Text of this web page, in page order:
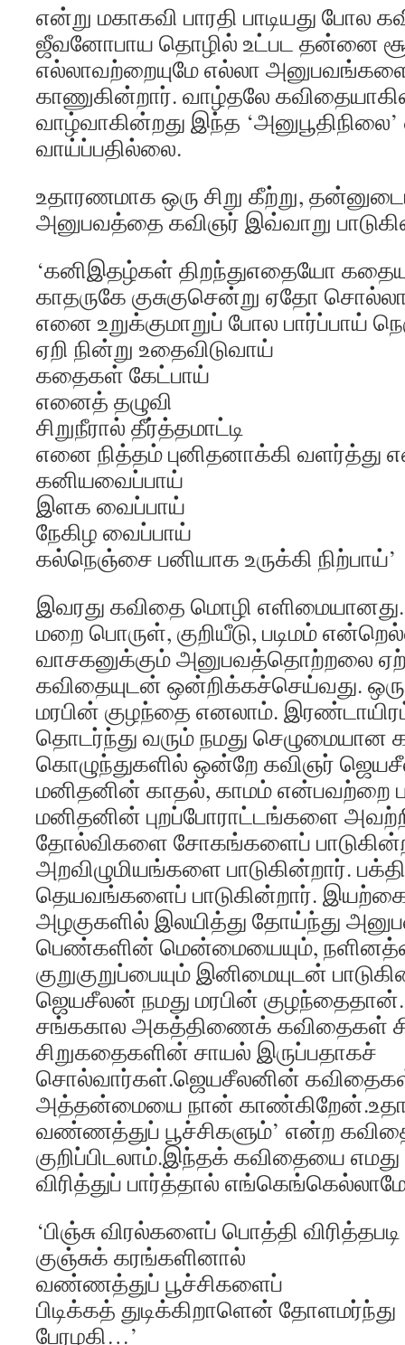
என்று மகாகவி பாரதி பாடியது போல
ஜீவனோபாய தொழில் உட்பட தன்னை
எல்லாவற்றையுமே எல்லா
காணுகின்றார். வாழ்தலே
வாழ்வாகின்றது இந்த
வாய்ப்பதில்லை.
உதாரணமாக ஒரு சிறு கீற்று,
அனுபவத்தை கவிஞர் இவ்வாறு
‘கனிஇதழ்கள் திறந்துஎதையோ
காதருகே குசுகுசென்று ஏதோ
எனை உறுக்குமாறுப் போல பார்ப்பாய்
ஏறி நின்று உதைவிடுவாய்
கதைகள் கேட்பாய்
எனைத் தழுவி
சிறுநீரால் தீர்த்தமாட்டி
எனை நித்தம் புனிதனாக்கி வளர்த்து
கனியவைப்பாய்
இளக வைப்பாய்
நேகிழ வைப்பாய்
கல்நெஞ்சை பனியாக உருக்கி நிற்பாய்’
இவரது கவிதை மொழி எளிமையானது.
மறை பொருள், குறியீடு, படிமம்
வாசகனுக்கும் அனுபவத்தொற்றலை
கவிதையுடன் ஒன்றிக்கச்செய்வது.
மரபின் குழந்தை எனலாம்.
தொடர்ந்து வரும் நமது செழுமையான
கொழுந்துகளில் ஒன்றே கவிஞர்
மனிதனின் காதல், காமம் என்பவற்றை
மனிதனின் புறப்போராட்டங்களை
தோல்விகளை சோகங்களைப்
அறவிழுமியங்களை பாடுகின்றார்.
தெயவங்களைப் பாடுகின்றார்.
அழகுகளில் இலயித்து தோய்ந்து
பெண்களின் மென்மையையும்,
குறுகுறுப்பையும் இனிமையுடன்
ஜெயசீலன் நமது மரபின் குழந்தைதான்.
சங்ககால அகத்திணைக் கவிதைகள்
சிறுகதைகளின் சாயல் இருப்பதாகச்
சொல்வார்கள்.ஜெயசீலனின் கவிதைகள்
அத்தன்மையை நான்
வண்ணத்துப் பூச்சிகளும்’ என்ற
குறிப்பிடலாம்.இந்தக் கவிதையை
விரித்துப் பார்த்தால்
‘பிஞ்சு விரல்களைப் பொத்தி விரித்தபடி
குஞ்சுக் கரங்களினால்
வண்ணத்துப் பூச்சிகளைப்
பிடிக்கத் துடிக்கிறாளென் தோளமர்ந்து
பேரழகி…’